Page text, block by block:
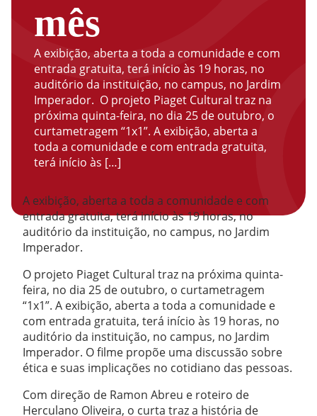
mês
A exibição, aberta a toda a comunidade e com
entrada gratuita, terá início às 19 horas, no
auditório da instituição, no campus, no Jardim
Imperador. O projeto Piaget Cultural traz na
próxima quinta-feira, no dia 25 de outubro, o
curtametragem “1x1”. A exibição, aberta a
toda a comunidade e com entrada gratuita,
terá início às […]
A exibição, aberta a toda a comunidade e com
entrada gratuita, terá início às 19 horas, no
auditório da instituição, no campus, no Jardim
Imperador.
O projeto Piaget Cultural traz na próxima quinta-
feira, no dia 25 de outubro, o curtametragem
“1x1”. A exibição, aberta a toda a comunidade e
com entrada gratuita, terá início às 19 horas, no
auditório da instituição, no campus, no Jardim
Imperador. O filme propõe uma discussão sobre
ética e suas implicações no cotidiano das pessoas.
Com direção de Ramon Abreu e roteiro de
Herculano Oliveira, o curta traz a história de